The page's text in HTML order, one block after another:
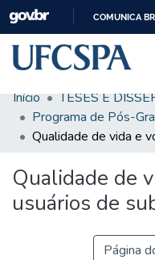
COMUNICA BR
Comunidades & Coleções
Busca Facetada
Estatísticas
Autoarquivamento
Sobre o RI-UFCSPA
Início
TESES E
Qualidade de
usuários de
Página